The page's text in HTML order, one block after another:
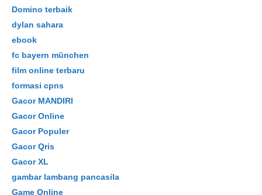
Domino terbaik
dylan sahara
ebook
fc bayern münchen
film online terbaru
formasi cpns
Gacor MANDIRI
Gacor Online
Gacor Populer
Gacor Qris
Gacor XL
gambar lambang pancasila
Game Online